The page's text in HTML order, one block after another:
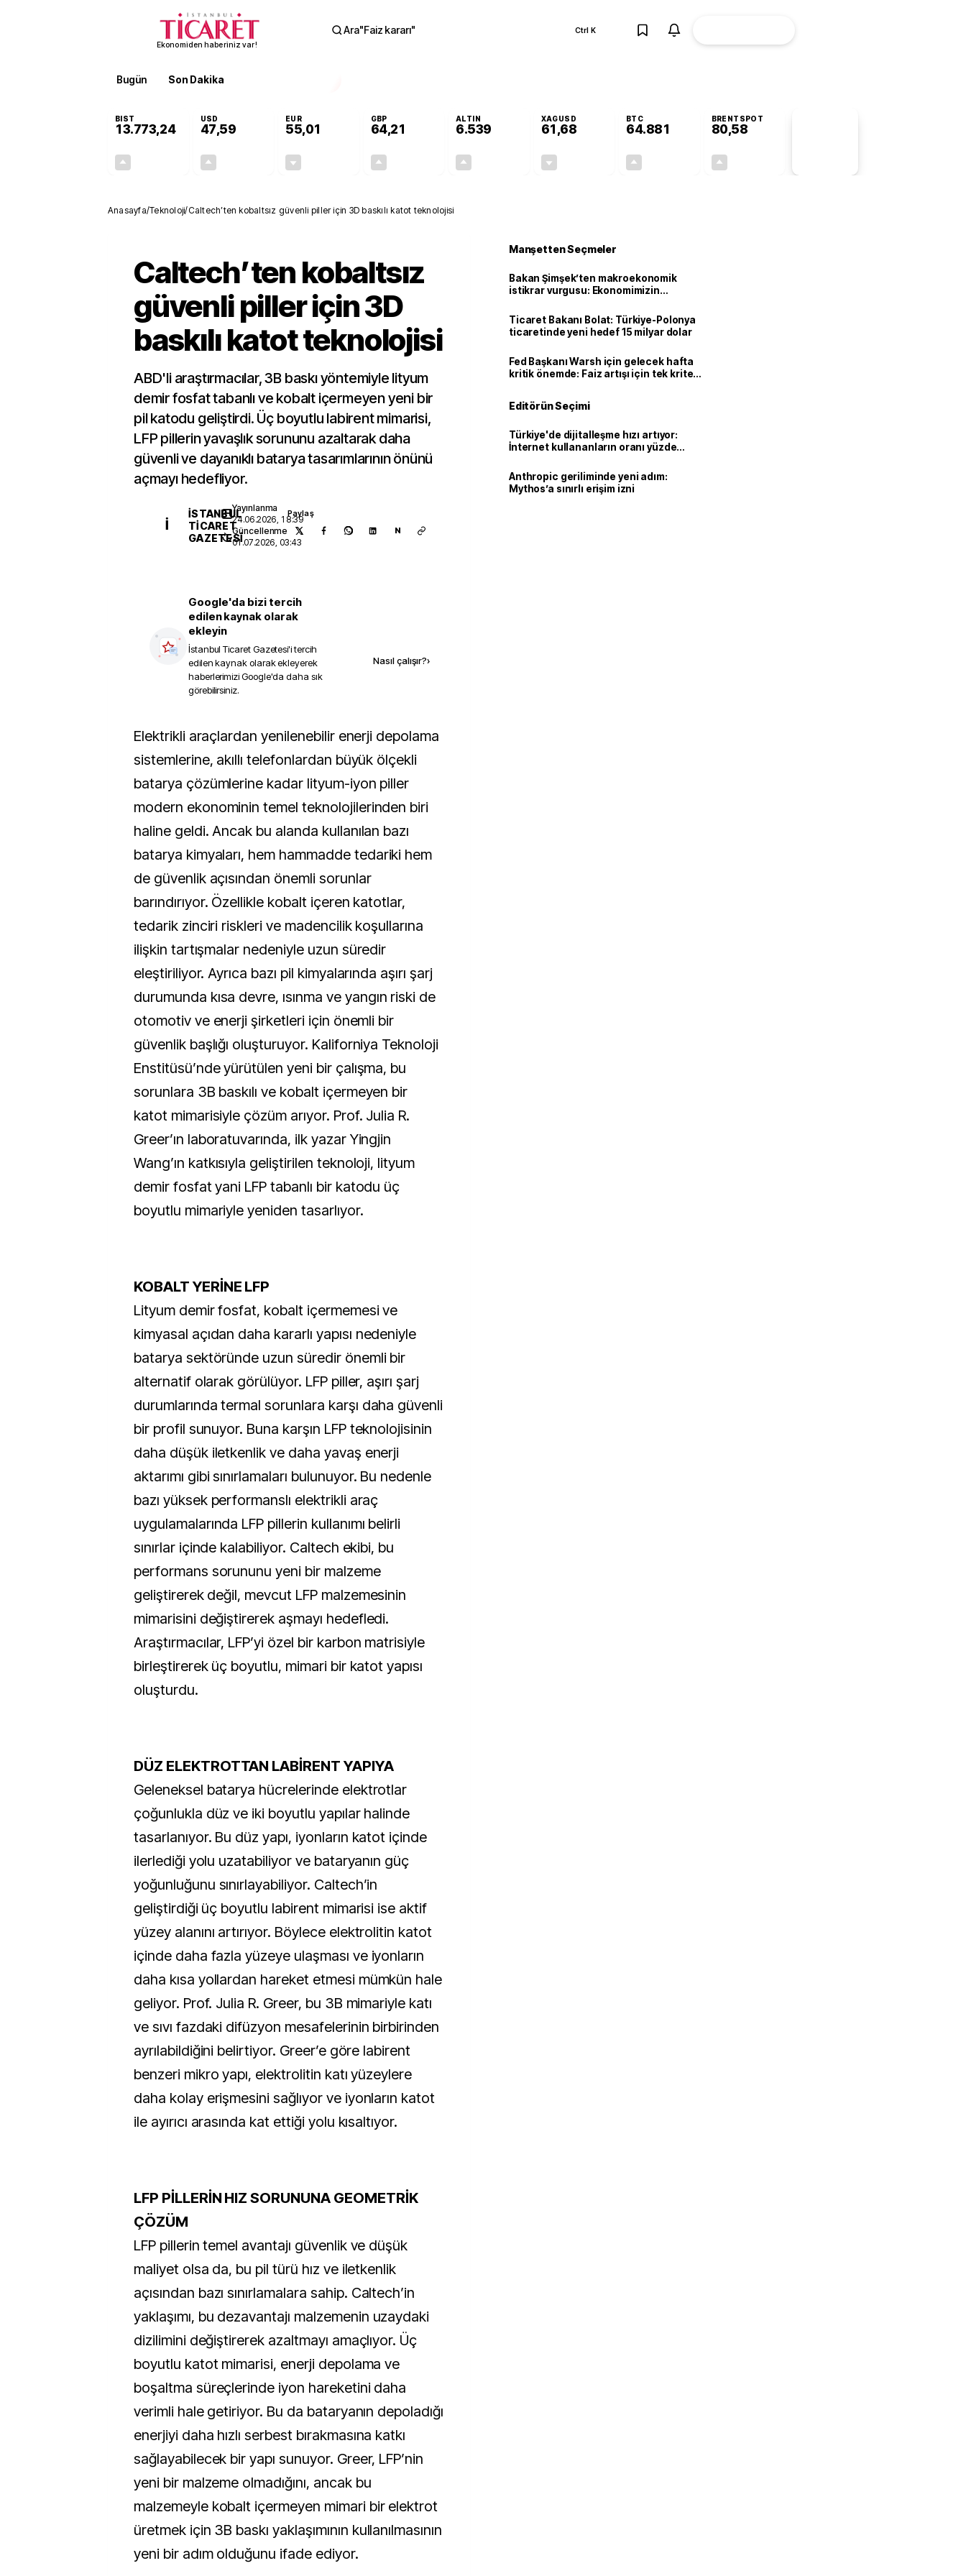
Ekonomiden haberiniz var!
Ara"Faiz kararı" Ctrl K
Bugün Son Dakika
BIST
13.773,24
USD
47,59
EUR
55,01
GBP
64,21
ALTIN
6.539
XAGUSD
61,68
BTC
64.881
BRENTSPOT
80,58
Anasayfa/Teknoloji/Caltech’ten kobaltsız güvenli piller için 3D baskılı katot teknolojisi
Caltech’ten kobaltsız
güvenli piller için 3D
baskılı katot teknolojisi
ABD'li araştırmacılar, 3B baskı yöntemiyle lityum
demir fosfat tabanlı ve kobalt içermeyen yeni bir
pil katodu geliştirdi. Üç boyutlu labirent mimarisi,
LFP pillerin yavaşlık sorununu azaltarak daha
güvenli ve dayanıklı batarya tasarımlarının önünü
açmayı hedefliyor.
İ
İSTANBUL
TICARET
GAZETESI
Yayınlanma
24.06.2026, 18:39
Güncellenme
01.07.2026, 03:43
Paylaş
N
Google'da bizi tercih
edilen kaynak olarak
ekleyin
İstanbul Ticaret Gazetesi'i tercih
edilen kaynak olarak ekleyerek
haberlerimizi Google'da daha sık
görebilirsiniz.
Nasıl çalışır?›
Elektrikli araçlardan yenilenebilir enerji depolama
sistemlerine, akıllı telefonlardan büyük ölçekli
batarya çözümlerine kadar lityum-iyon piller
modern ekonominin temel teknolojilerinden biri
haline geldi. Ancak bu alanda kullanılan bazı
batarya kimyaları, hem hammadde tedariki hem
de güvenlik açısından önemli sorunlar
barındırıyor. Özellikle kobalt içeren katotlar,
tedarik zinciri riskleri ve madencilik koşullarına
ilişkin tartışmalar nedeniyle uzun süredir
eleştiriliyor. Ayrıca bazı pil kimyalarında aşırı şarj
durumunda kısa devre, ısınma ve yangın riski de
otomotiv ve enerji şirketleri için önemli bir
güvenlik başlığı oluşturuyor. Kaliforniya Teknoloji
Enstitüsü’nde yürütülen yeni bir çalışma, bu
sorunlara 3B baskılı ve kobalt içermeyen bir
katot mimarisiyle çözüm arıyor. Prof. Julia R.
Greer’ın laboratuvarında, ilk yazar Yingjin
Wang’ın katkısıyla geliştirilen teknoloji, lityum
demir fosfat yani LFP tabanlı bir katodu üç
boyutlu mimariyle yeniden tasarlıyor.
KOBALT YERİNE LFP
Lityum demir fosfat, kobalt içermemesi ve
kimyasal açıdan daha kararlı yapısı nedeniyle
batarya sektöründe uzun süredir önemli bir
alternatif olarak görülüyor. LFP piller, aşırı şarj
durumlarında termal sorunlara karşı daha güvenli
bir profil sunuyor. Buna karşın LFP teknolojisinin
daha düşük iletkenlik ve daha yavaş enerji
aktarımı gibi sınırlamaları bulunuyor. Bu nedenle
bazı yüksek performanslı elektrikli araç
uygulamalarında LFP pillerin kullanımı belirli
sınırlar içinde kalabiliyor. Caltech ekibi, bu
performans sorununu yeni bir malzeme
geliştirerek değil, mevcut LFP malzemesinin
mimarisini değiştirerek aşmayı hedefledi.
Araştırmacılar, LFP’yi özel bir karbon matrisiyle
birleştirerek üç boyutlu, mimari bir katot yapısı
oluşturdu.
DÜZ ELEKTROTTAN LABİRENT YAPIYA
Geleneksel batarya hücrelerinde elektrotlar
çoğunlukla düz ve iki boyutlu yapılar halinde
tasarlanıyor. Bu düz yapı, iyonların katot içinde
ilerlediği yolu uzatabiliyor ve bataryanın güç
yoğunluğunu sınırlayabiliyor. Caltech’in
geliştirdiği üç boyutlu labirent mimarisi ise aktif
yüzey alanını artırıyor. Böylece elektrolitin katot
içinde daha fazla yüzeye ulaşması ve iyonların
daha kısa yollardan hareket etmesi mümkün hale
geliyor. Prof. Julia R. Greer, bu 3B mimariyle katı
ve sıvı fazdaki difüzyon mesafelerinin birbirinden
ayrılabildiğini belirtiyor. Greer’e göre labirent
benzeri mikro yapı, elektrolitin katı yüzeylere
daha kolay erişmesini sağlıyor ve iyonların katot
ile ayırıcı arasında kat ettiği yolu kısaltıyor.
LFP PİLLERİN HIZ SORUNUNA GEOMETRİK
ÇÖZÜM
LFP pillerin temel avantajı güvenlik ve düşük
maliyet olsa da, bu pil türü hız ve iletkenlik
açısından bazı sınırlamalara sahip. Caltech’in
yaklaşımı, bu dezavantajı malzemenin uzaydaki
dizilimini değiştirerek azaltmayı amaçlıyor. Üç
boyutlu katot mimarisi, enerji depolama ve
boşaltma süreçlerinde iyon hareketini daha
verimli hale getiriyor. Bu da bataryanın depoladığı
enerjiyi daha hızlı serbest bırakmasına katkı
sağlayabilecek bir yapı sunuyor. Greer, LFP’nin
yeni bir malzeme olmadığını, ancak bu
malzemeyle kobalt içermeyen mimari bir elektrot
üretmek için 3B baskı yaklaşımının kullanılmasının
yeni bir adım olduğunu ifade ediyor.
Manşetten Seçmeler
Bakan Şimşek’ten makroekonomik
istikrar vurgusu: Ekonomimizin
Ticaret Bakanı Bolat: Türkiye-Polonya
ticaretinde yeni hedef 15 milyar dolar
Fed Başkanı Warsh için gelecek hafta
kritik önemde: Faiz artışı için tek kriter
Editörün Seçimi
Türkiye'de dijitalleşme hızı artıyor:
İnternet kullananların oranı yüzde
Anthropic geriliminde yeni adım:
Mythos’a sınırlı erişim izni